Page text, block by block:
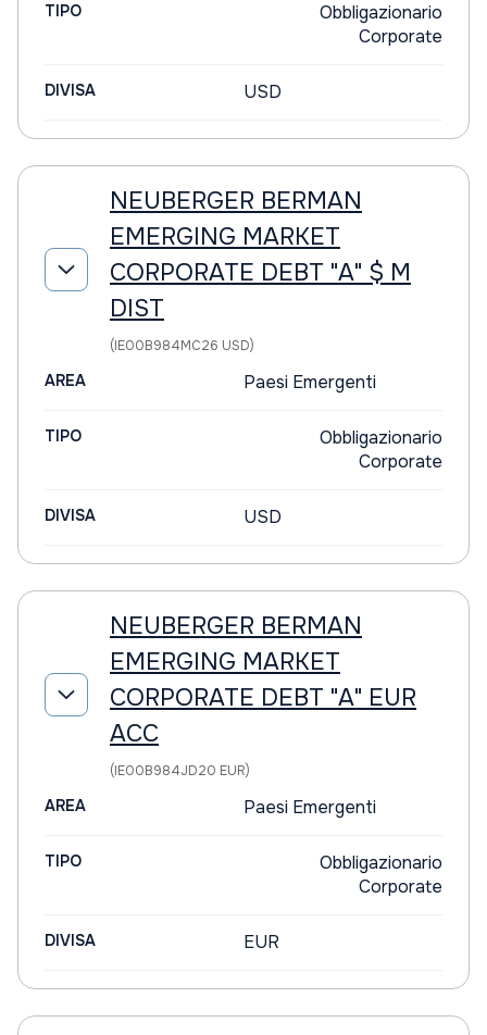
TIPO
Obbligazionario
Corporate
DIVISA USD
NEUBERGER BERMAN
EMERGING MARKET
CORPORATE DEBT "A" $ M
DIST
(IE00B984MC26 USD)
AREA Paesi Emergenti
TIPO
Obbligazionario
Corporate
DIVISA USD
NEUBERGER BERMAN
EMERGING MARKET
CORPORATE DEBT "A" EUR
ACC
(IE00B984JD20 EUR)
AREA Paesi Emergenti
TIPO
Obbligazionario
Corporate
DIVISA EUR